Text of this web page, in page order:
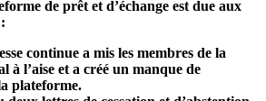
de prêt et d’échange est due aux
continue a mis les membres de la
à l’aise et a créé un manque de
plateforme.